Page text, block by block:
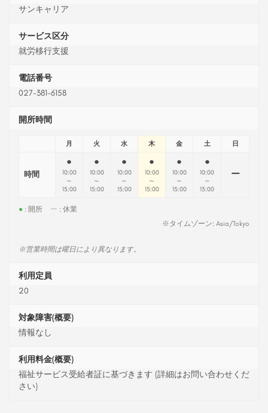
サンキャリア
サービス区分
就労移行支援
電話番号
027-381-6158
開所時間
月 火 水 木 金 土 日
時間
●
10:00
～
15:00
●
10:00
～
15:00
●
10:00
～
15:00
●
10:00
～
15:00
●
10:00
～
15:00
●
10:00
～
13:00
ー
● : 開所 ー : 休業
※タイムゾーン: Asia/Tokyo
※営業時間は曜日により異なります。
利用定員
20
対象障害(概要)
情報なし
利用料金(概要)
福祉サービス受給者証に基づきます (詳細はお問い合わせくだ
さい)